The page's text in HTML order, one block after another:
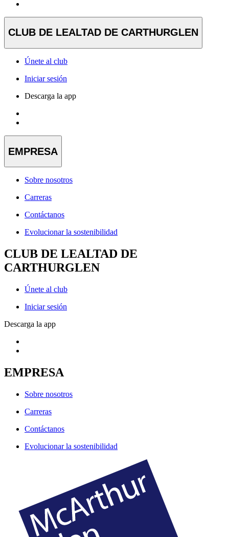
CLUB DE LEALTAD DE CARTHURGLEN
Únete al club
Iniciar sesión
Descarga la app
EMPRESA
Sobre nosotros
Carreras
Contáctanos
Evolucionar la sostenibilidad
CLUB DE LEALTAD DE
CARTHURGLEN
Únete al club
Iniciar sesión
Descarga la app
EMPRESA
Sobre nosotros
Carreras
Contáctanos
Evolucionar la sostenibilidad